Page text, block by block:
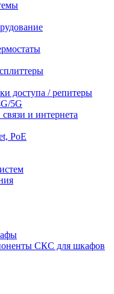
доступа / репитеры
5G
и интернета
PoE
СКС для шкафов